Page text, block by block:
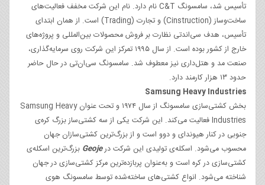
تأسیس شد، سامسونگ C&T نام دارد. نام این شرکت مخفف فعالیت‌های
ساخت‌وساز (Cinstruction) و تجارت (Trading) است. از همان ابتدای
تأسیس، هدف سی‌اند‌تی نظارت بر فروش محصولات بین‌المللی و پروژه‌های
خارج از کشور بوده است. از سال ۱۹۹۵ تمرکز این شرکت روی سرمایه‌گذاری،
صنعت مد و هتل‌داری نیز معطوف شد. سامسونگ سی‌ان‌تی در حال حاضر
حدود ۱۳ هزار کارمند دارد.
Samsung Heavy Industries
بخش کشتی‌سازی سامسونگ از سال ۱۹۷۴ و تحت عنوان Samsung Heavy
Industries فعالیت می‌کند. این شرکت یکی از سه کشتی‌ساز بزرگ کره‌ی
جنوبی در کنار هیوندای و دوو است و از بزرگ‌ترین کشتی‌سازان جهان
محسوب می‌شود. اسکله‌ی تولیدی این شرکت درGeoje بزرگ‌ترین اسکله‌ی
کشتی‌سازی در کره است و به‌عنوان پربازده‌ترین مرکز کشتی‌سازی در جهان
شناخته می‌شود. انواع کشتی‌های ساخته‌شده توسط سامسونگ هوی